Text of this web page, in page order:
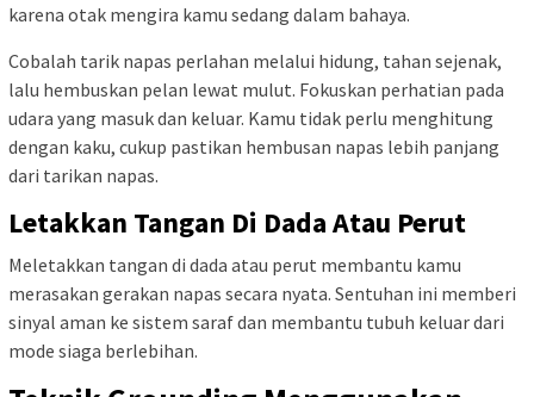
karena otak mengira kamu sedang dalam bahaya.
Cobalah tarik napas perlahan melalui hidung, tahan sejenak,
lalu hembuskan pelan lewat mulut. Fokuskan perhatian pada
udara yang masuk dan keluar. Kamu tidak perlu menghitung
dengan kaku, cukup pastikan hembusan napas lebih panjang
dari tarikan napas.
Letakkan Tangan Di Dada Atau Perut
Meletakkan tangan di dada atau perut membantu kamu
merasakan gerakan napas secara nyata. Sentuhan ini memberi
sinyal aman ke sistem saraf dan membantu tubuh keluar dari
mode siaga berlebihan.